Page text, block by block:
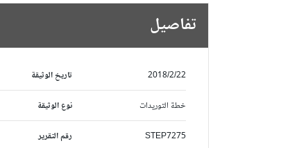
تفاصيل
تاريخ الوثيقة 2018/2/22
نوع الوثيقة خطة التوريدات
رقم التقرير STEP7275